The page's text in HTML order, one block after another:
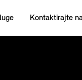
Kontaktirajte